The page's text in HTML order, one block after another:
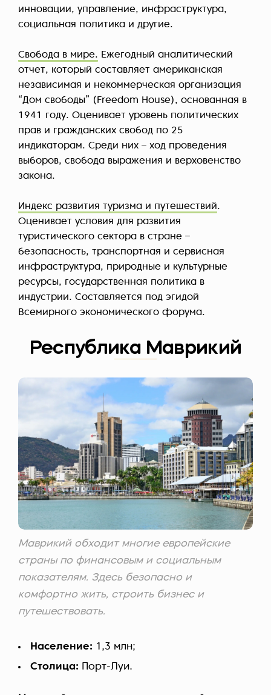
инновации, управление, инфраструктура,
социальная политика и другие.
Свобода в мире. Ежегодный аналитический
отчет, который составляет американская
независимая и некоммерческая организация
“Дом свободы” (Freedom House), основанная в
1941 году. Оценивает уровень политических
прав и гражданских свобод по 25
индикаторам. Среди них – ход проведения
выборов, свобода выражения и верховенство
закона.
Индекс развития туризма и путешествий.
Оценивает условия для развития
туристического сектора в стране –
безопасность, транспортная и сервисная
инфраструктура, природные и культурные
ресурсы, государственная политика в
индустрии. Составляется под эгидой
Всемирного экономического форума.
Республика Маврикий
Маврикий обходит многие европейские
страны по финансовым и социальным
показателям. Здесь безопасно и
комфортно жить, строить бизнес и
путешествовать.
Население: 1,3 млн;
Столица: Порт-Луи.